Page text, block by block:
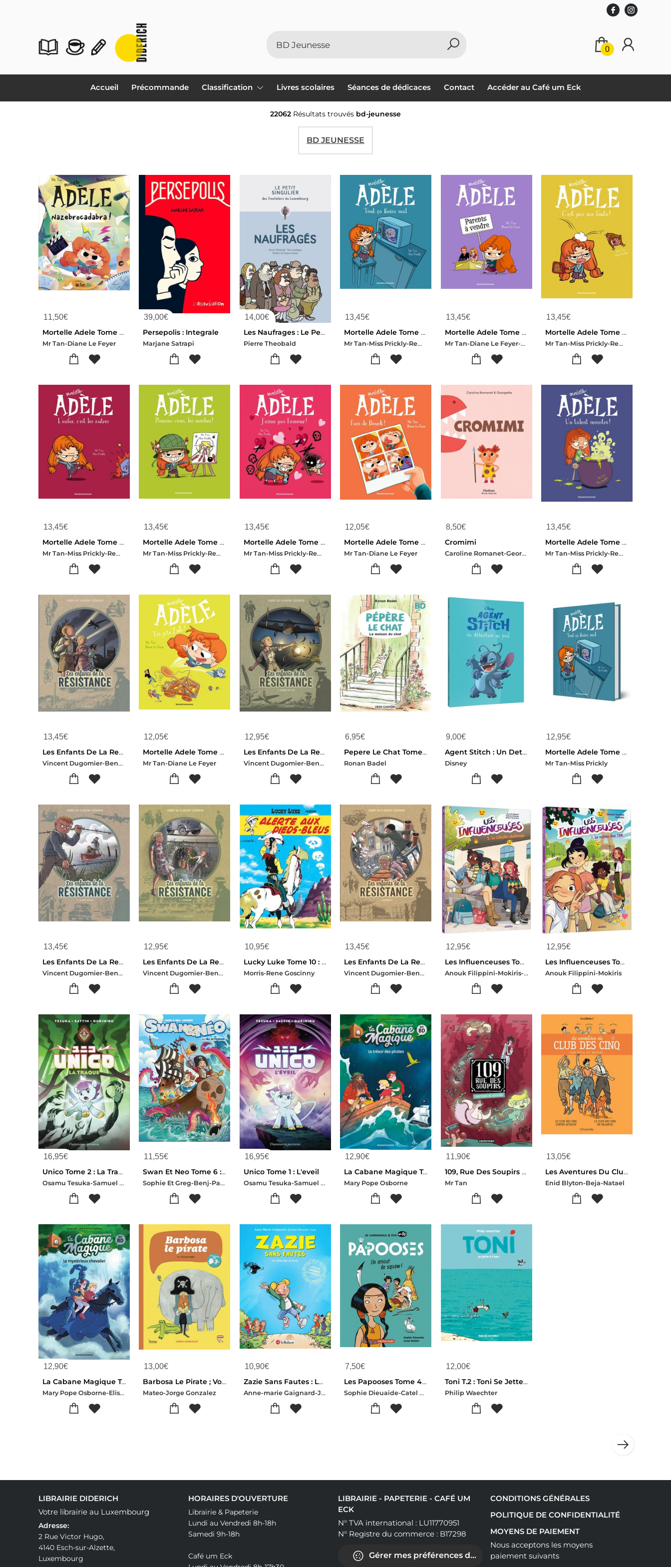
0
Accueil Précommande Classification Livres scolaires Séances de dédicaces Contact Accéder au Café um Eck
22062 Résultats trouvés bd-jeunesse
BD JEUNESSE
11,50€
Mortelle Adele Tome 23 : Nazebrocadabra !
Mr Tan-Diane Le Feyer
39,00€
Persepolis : Integrale
Marjane Satrapi
14,00€
Les Naufrages : Le Petit Singulier Des Frontaliers Du Luxembourg
Pierre Theobald
13,45€
Mortelle Adele Tome 1 : Tout Ca Finira Mal
Mr Tan-Miss Prickly-Remi Chaurand
13,45€
Mortelle Adele Tome 8 : Parents A Vendre
Mr Tan-Diane Le Feyer-Aurelie Lecloux
13,45€
Mortelle Adele Tome 3 : C'est Pas Ma Faute !
Mr Tan-Miss Prickly-Remi Chaurand
13,45€
Mortelle Adele Tome 2 : L'enfer, C'est Les Autres
Mr Tan-Miss Prickly-Remi Chaurand
13,45€
Mortelle Adele Tome 5 : Poussez-vous Les Moches !
Mr Tan-Miss Prickly-Remi Chaurand
13,45€
Mortelle Adele Tome 4 : J'aime Pas L'amour !
Mr Tan-Miss Prickly-Remi Chaurand
12,05€
Mortelle Adele Tome 19 : Face De Beurk !
Mr Tan-Diane Le Feyer
8,50€
Cromimi
Caroline Romanet-Georgette
13,45€
Mortelle Adele Tome 6 : Un Talent Monstre !
Mr Tan-Miss Prickly-Remi Chaurand
13,45€
Les Enfants De La Resistance Tome 3 : Les Deux Geants
Vincent Dugomier-Benoit Ers
12,05€
Mortelle Adele Tome 18 : Toi, Je Te Zut !
Mr Tan-Diane Le Feyer
12,95€
Les Enfants De La Resistance Tome 7 : Tombes Du Ciel
Vincent Dugomier-Benoit Ers
6,95€
Pepere Le Chat Tome 1 : La Maison Du Chat
Ronan Badel
9,00€
Agent Stitch : Un Detective Au Poil
Disney
12,95€
Mortelle Adele Tome 1 : Tout Ca Finira Mal
Mr Tan-Miss Prickly
13,45€
Les Enfants De La Resistance Tome 5 : Le Pays Divise
Vincent Dugomier-Benoit Ers
12,95€
Les Enfants De La Resistance Tome 4 : L'escalade
Vincent Dugomier-Benoit Ers
10,95€
Lucky Luke Tome 10 : Alerte Aux Pieds-bleus
Morris-Rene Goscinny
13,45€
Les Enfants De La Resistance Tome 6 : Desobeir !
Vincent Dugomier-Benoit Ers
12,95€
Les Influenceuses Tome 2 : Le Like Me Challenge
Anouk Filippini-Mokiris-Valeria Orlando
12,95€
Les Influenceuses Tome 1 : La Soiree Des 10k
Anouk Filippini-Mokiris
16,95€
Unico Tome 2 : La Traque
Osamu Tesuka-Samuel Sattin-Gurihiru-Harutoshi Fukui-Yoshizaku Yasuhiko-Kozo Omori
11,55€
Swan Et Neo Tome 6 : L'oeil De Poseidon
Sophie Et Greg-Benj-Paolo Campinoti
16,95€
Unico Tome 1 : L'eveil
Osamu Tesuka-Samuel Sattin-Gurihiru
12,90€
La Cabane Magique Tome 4 : Le Tresor Des Pirates
Mary Pope Osborne
11,90€
109, Rue Des Soupirs Tome 6 : Fantomes De Secours
Mr Tan
13,05€
Les Aventures Du Club Des Cinq Tome 2
Enid Blyton-Beja-Natael
12,90€
La Cabane Magique Tome 2 : Le Mysterieux Chevalier
Mary Pope Osborne-Elisabeth Jammes
13,00€
Barbosa Le Pirate ; Voyage A L'envers
Mateo-Jorge Gonzalez
10,90€
Zazie Sans Fautes : La Reine Des Accords
Anne-marie Gaignard-Jerome Derache-Gao
7,50€
Les Papooses Tome 4 : Un Amour De Squaw
Sophie Dieuaide-Catel Muller
12,00€
Toni T.2 : Toni Se Jette A L'eau
Philip Waechter
LIBRAIRIE DIDERICH
Votre librairie au Luxembourg
Adresse:
2 Rue Victor Hugo,
4140 Esch-sur-Alzette,
Luxembourg
HORAIRES D'OUVERTURE
Librairie & Papeterie
Lundi au Vendredi 8h-18h
Samedi 9h-18h
Café um Eck
LIBRAIRIE - PAPETERIE - CAFÉ UM
ECK
N° TVA international : LU11770951
N° Registre du commerce : B17298
Gérer mes préférences de cookies
CONDITIONS GÉNÉRALES
POLITIQUE DE CONFIDENTIALITÉ
MOYENS DE PAIEMENT
Nous acceptons les moyens
paiement suivants